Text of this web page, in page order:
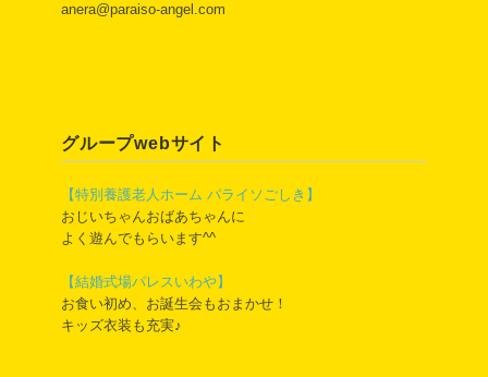
anera@paraiso-angel.com
グループwebサイト
【特別養護老人ホーム パライソごしき】
おじいちゃんおばあちゃんに
よく遊んでもらいます^^
【結婚式場パレスいわや】
お食い初め、お誕生会もおまかせ！
キッズ衣装も充実♪